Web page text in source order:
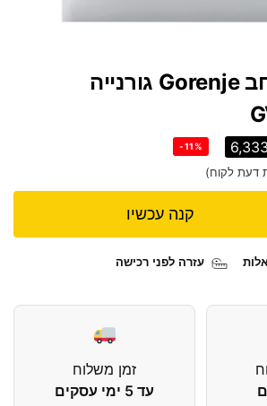
מדיח כלים ‏רחב Gorenje גורנייה
-11%
דעת לקוח)
קנה עכשיו
עזרה לפני רכישה
זמן משלוח
עד 5 ימי עסקים